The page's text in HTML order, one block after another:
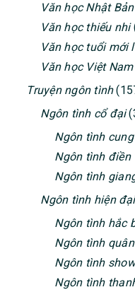
Văn học Nhật Bản
Văn học thiếu nhi
Văn học tuổi mới
Văn học Việt Nam
Truyện ngôn tình
Ngôn tình cổ đại
Ngôn tình
Ngôn tình điền
Ngôn tình
Ngôn tình hiện đại
Ngôn tình hắc
Ngôn tình
Ngôn tình
Ngôn tình